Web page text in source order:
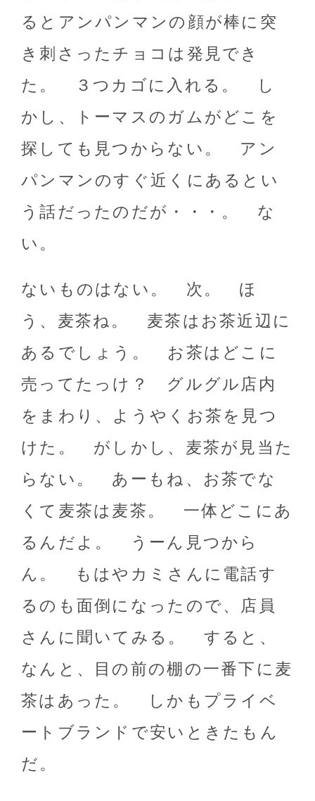
るとアンパンマンの顔が棒に突
き刺さったチョコは発見でき
た。 ３つカゴに入れる。 し
かし、トーマスのガムがどこを
探しても見つからない。 アン
パンマンのすぐ近くにあるとい
う話だったのだが・・・。 な
い。
ないものはない。 次。 ほ
う、麦茶ね。 麦茶はお茶近辺に
あるでしょう。 お茶はどこに
売ってたっけ？ グルグル店内
をまわり、ようやくお茶を見つ
けた。 がしかし、麦茶が見当た
らない。 あーもね、お茶でな
くて麦茶は麦茶。 一体どこにあ
るんだよ。 うーん見つから
ん。 もはやカミさんに電話す
るのも面倒になったので、店員
さんに聞いてみる。 すると、
なんと、目の前の棚の一番下に麦
茶はあった。 しかもプライベ
ートブランドで安いときたもん
だ。